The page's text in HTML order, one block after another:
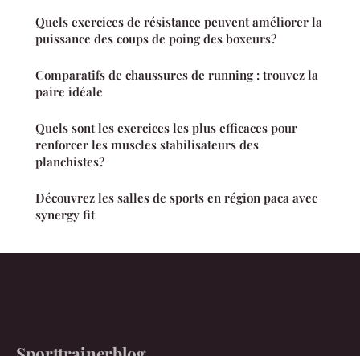
Quels exercices de résistance peuvent améliorer la
puissance des coups de poing des boxeurs?
Comparatifs de chaussures de running : trouvez la
paire idéale
Quels sont les exercices les plus efficaces pour
renforcer les muscles stabilisateurs des
planchistes?
Découvrez les salles de sports en région paca avec
synergy fit